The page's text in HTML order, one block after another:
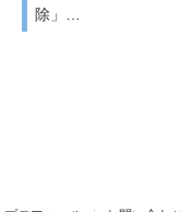
除」…